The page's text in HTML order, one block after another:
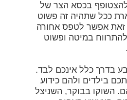
בכסא הצר של
ככל שתהיה זה פשוט
זאת אפשר לטפס אחורה
במיטה ופשוט
בדרך כלל אינכם לבד.
בילדים ולהם כידוע
השוקו בבוקר, השניצל